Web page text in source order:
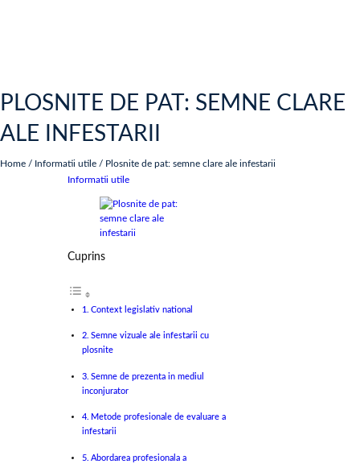
PLOSNITE DE PAT: SEMNE CLARE
ALE INFESTARII
Home / Informatii utile / Plosnite de pat: semne clare ale infestarii
Informatii utile
Cuprins
Context legislativ national
Semne vizuale ale infestarii cu
plosnite
Semne de prezenta in mediul
inconjurator
Metode profesionale de evaluare a
infestarii
Abordarea profesionala a